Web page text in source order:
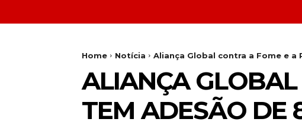
Home Notícia Aliança Global contra a Fome e a
ALIANÇA
TEM ADESÃO DE